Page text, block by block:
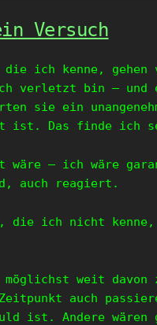
Versuch
die ich kenne,
verletzt bin – und
sie ein
ist. Das finde ich
wäre – ich wäre
auch reagiert.
die ich nicht kenne,
weit
auch
ist. Andere